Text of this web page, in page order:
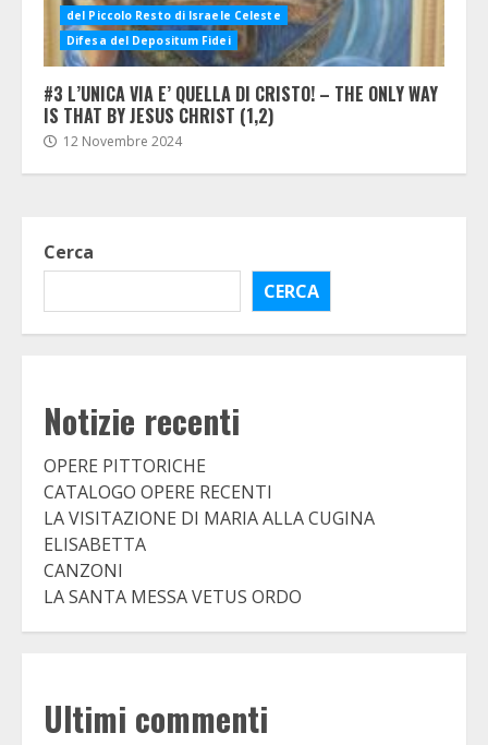
del Piccolo Resto di Israele Celeste
Difesa del Depositum Fidei
#3 L’UNICA VIA E’ QUELLA DI CRISTO! – THE ONLY WAY
IS THAT BY JESUS CHRIST (1,2)
12 Novembre 2024
Cerca
CERCA
Notizie recenti
OPERE PITTORICHE
CATALOGO OPERE RECENTI
LA VISITAZIONE DI MARIA ALLA CUGINA
ELISABETTA
CANZONI
LA SANTA MESSA VETUS ORDO
Ultimi commenti